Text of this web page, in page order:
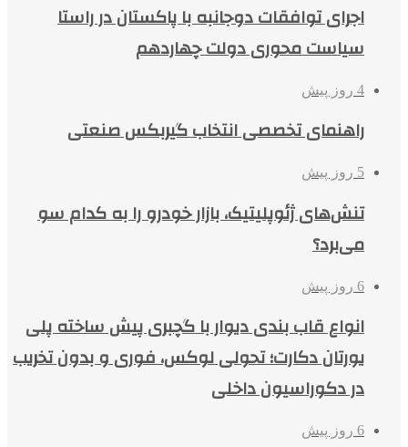
اجرای توافقات دوجانبه با پاکستان در راستا
سیاست محوری دولت چهاردهم
4 روز پیش
راهنمای تخصصی انتخاب گیربکس صنعتی
5 روز پیش
تنش‌های ژئوپلیتیک، بازار خودرو را به کدام سو
می‌برد؟
6 روز پیش
انواع قاب بندی دیوار با گچبری پیش ساخته پلی
یورتان دکارت؛ تحولی لوکس، فوری و بدون تخریب
در دکوراسیون داخلی
6 روز پیش